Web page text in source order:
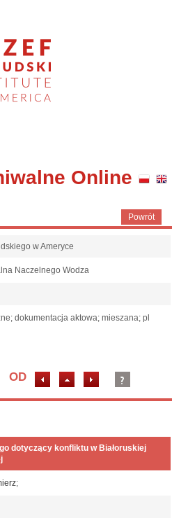
Online
Powrót
w Ameryce
Naczelnego Wodza
dokumentacja aktowa; mieszana; pl
OD
dotyczący konfliktu w Białoruskiej
;